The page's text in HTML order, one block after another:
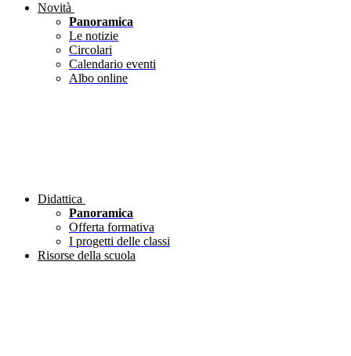
Novità
Panoramica
Le notizie
Circolari
Calendario eventi
Albo online
Didattica
Panoramica
Offerta formativa
I progetti delle classi
Risorse della scuola